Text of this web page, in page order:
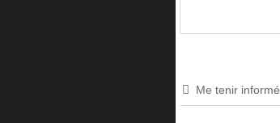
Me tenir informé